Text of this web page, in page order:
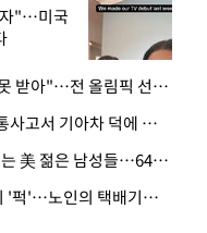
자"…미국
· "척추 부상에도 검사 못 받아"…전 올림픽 선수, 美봅슬레이협회 상대 소송
· 英유명 여배우, 큰 교통사고서 기아차 덕에 살았다
· "주식 매일 사고판다"는 美 젊은 남성들…64%가 "나는 인생의 패배자“
· 엘베 문 열리자 지팡이 '퍽'…노인의 택배기사 폭행 이유